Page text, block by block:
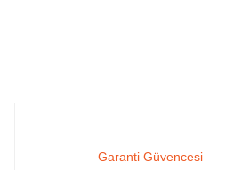
Garanti Güvencesi